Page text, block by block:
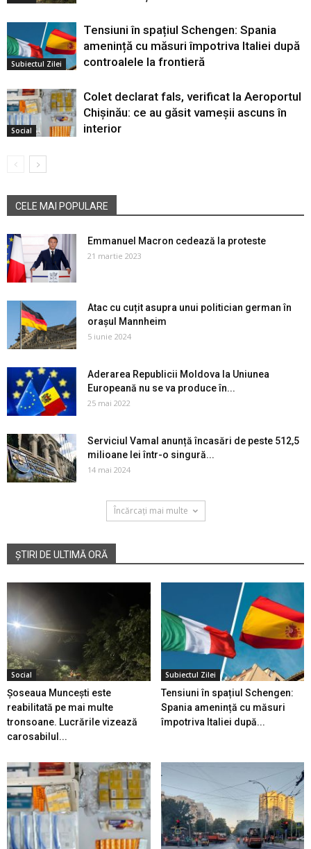
Subiectul Zilei
Tensiuni în spațiul Schengen: Spania
amenință cu măsuri împotriva Italiei după
controalele la frontieră
Social
Colet declarat fals, verificat la Aeroportul
Chișinău: ce au găsit vameșii ascuns în
interior
CELE MAI POPULARE
Emmanuel Macron cedează la proteste
21 martie 2023
Atac cu cuțit asupra unui politician german în
orașul Mannheim
5 iunie 2024
Aderarea Republicii Moldova la Uniunea
Europeană nu se va produce în...
25 mai 2022
Serviciul Vamal anunță încasări de peste 512,5
milioane lei într-o singură...
14 mai 2024
Încărcați mai multe
ȘTIRI DE ULTIMĂ ORĂ
Social
Șoseaua Muncești este
reabilitată pe mai multe
tronsoane. Lucrările vizează
carosabilul...
Subiectul Zilei
Tensiuni în spațiul Schengen:
Spania amenință cu măsuri
împotriva Italiei după...